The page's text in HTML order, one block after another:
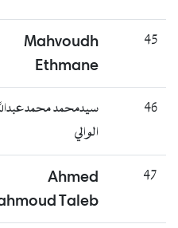
Mahvoudh
Ethmane
سيدمحمد محمدعبدالله
Ahmed
mahmoud Taleb